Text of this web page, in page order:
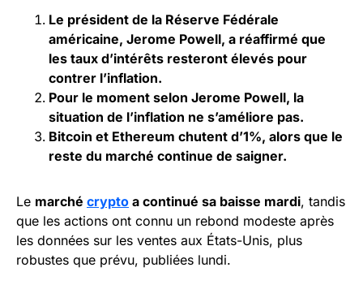
Le président de la Réserve Fédérale
américaine, Jerome Powell, a réaffirmé que
les taux d’intérêts resteront élevés pour
contrer l’inflation.
Pour le moment selon Jerome Powell, la
situation de l’inflation ne s’améliore pas.
Bitcoin et Ethereum chutent d’1%, alors que le
reste du marché continue de saigner.
Le marché crypto a continué sa baisse mardi, tandis
que les actions ont connu un rebond modeste après
les données sur les ventes aux États-Unis, plus
robustes que prévu, publiées lundi.